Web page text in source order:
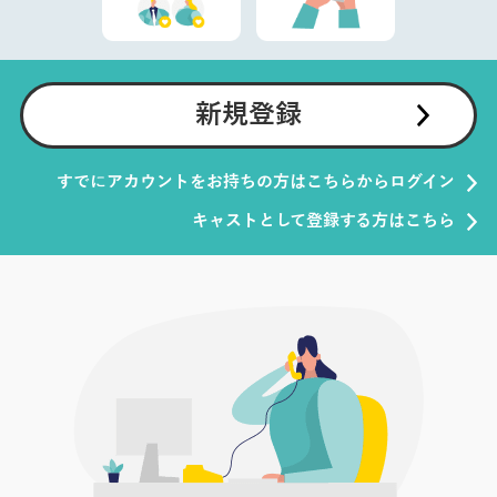
新規登録
すでにアカウントをお持ちの方はこちらからログイン
キャストとして登録する方はこちら